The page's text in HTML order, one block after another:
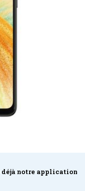
déjà notre application